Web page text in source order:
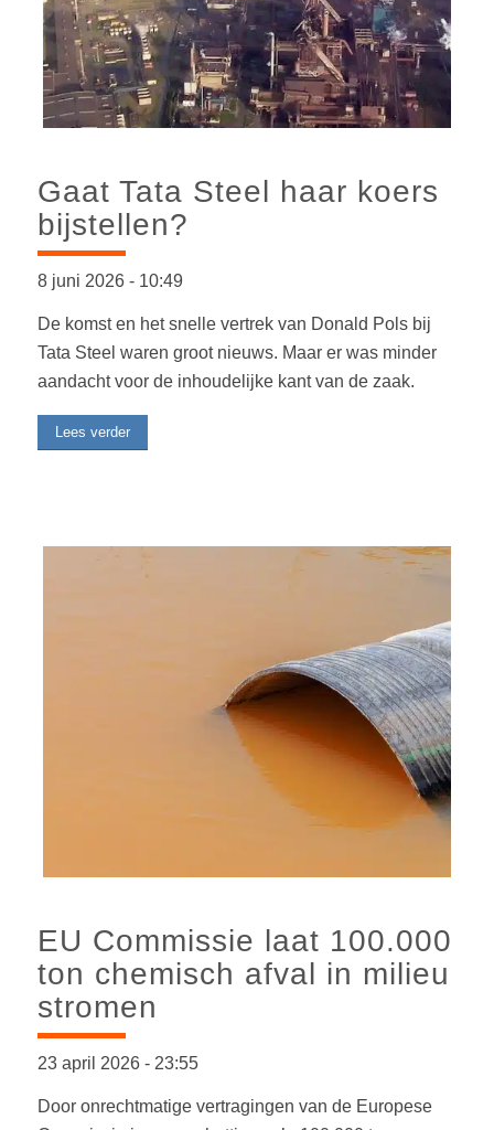
Gaat Tata Steel haar koers
bijstellen?
8 juni 2026 -10:49
De komst en het snelle vertrek van Donald Pols bij
Tata Steel waren groot nieuws. Maar er was minder
aandacht voor de inhoudelijke kant van de zaak.
Lees verder
EU Commissie laat 100.000
ton chemisch afval in milieu
stromen
23 april 2026 -23:55
Door onrechtmatige vertragingen van de Europese